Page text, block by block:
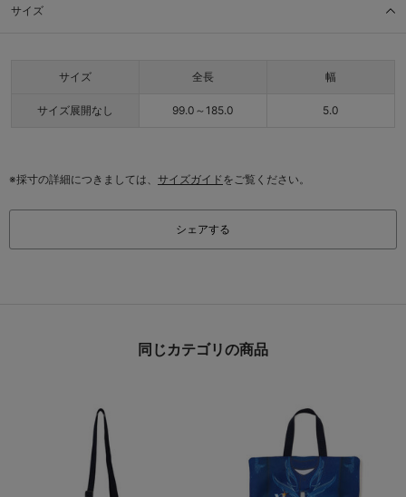
サイズ
サイズ 全長 幅
サイズ展開なし 99.0～185.0 5.0
※採寸の詳細につきましては、 サイズガイドをご覧ください。
シェアする
同じカテゴリの商品